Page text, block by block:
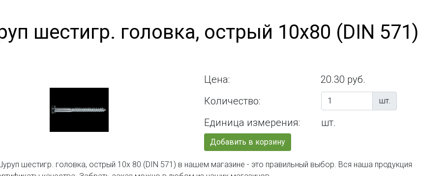
шестигр. головка, острый 10х80 (DIN 571)
Цена:
20.30 руб.
Количество:
шт.
Единица измерения: шт.
Добавить в корзину
шестигр. головка, острый 10х 80 (DIN 571) в нашем магазине - это правильный выбор. Вся наша продукция